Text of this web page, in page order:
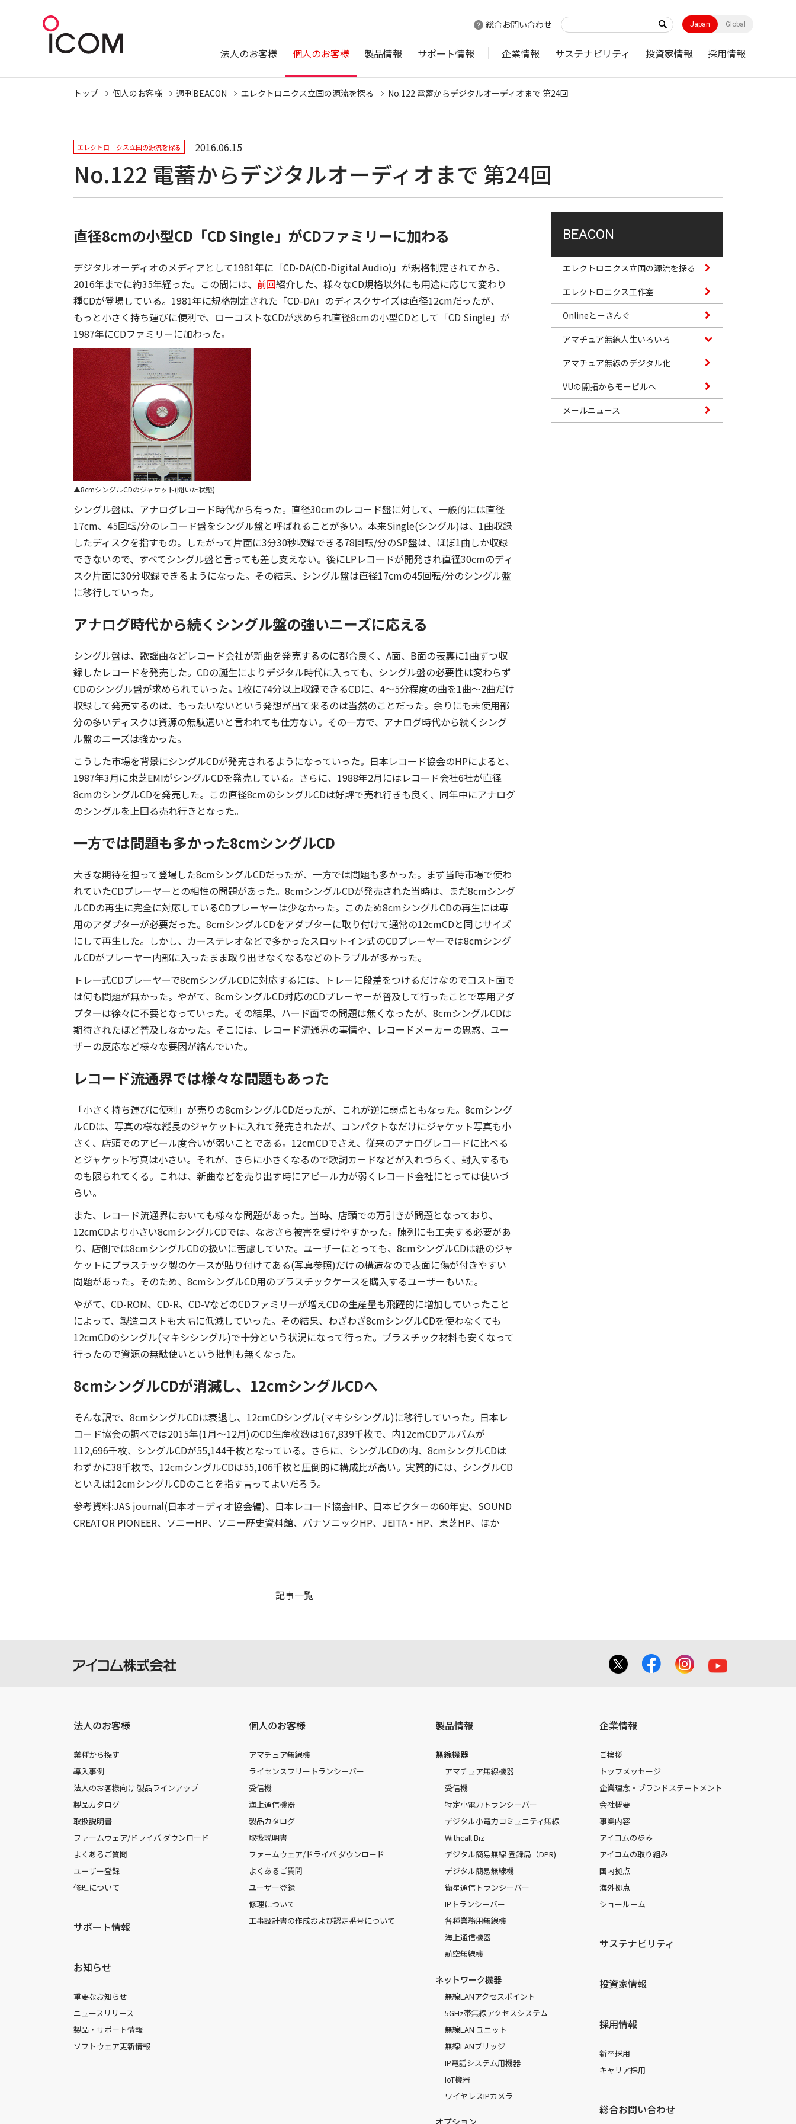
総合お問い合わせ Japan Global
法人のお客様 個人のお客様 製品情報 サポート情報 企業情報 サステナビリティ 投資家情報 採用情報
トップ 個人のお客様 週刊BEACON エレクトロニクス立国の源流を探る No.122 電蓄からデジタルオーディオまで 第24回
エレクトロニクス立国の源流を探る 2016.06.15
No.122 電蓄からデジタルオーディオまで 第24回
直径8cmの小型CD「CD Single」がCDファミリーに加わる
デジタルオーディオのメディアとして1981年に「CD-DA(CD-Digital Audio)」が規格制定されてから、
2016年までに約35年経った。この間には、 前回紹介した、様々なCD規格以外にも用途に応じて変わり
種CDが登場している。1981年に規格制定された「CD-DA」のディスクサイズは直径12cmだったが、
もっと小さく持ち運びに便利で、ローコストなCDが求められ直径8cmの小型CDとして「CD Single」が
1987年にCDファミリーに加わった。
8cmシングルCDのジャケット(開いた状態)
シングル盤は、アナログレコード時代から有った。直径30cmのレコード盤に対して、一般的には直径
17cm、45回転/分のレコード盤をシングル盤と呼ばれることが多い。本来Single(シングル)は、1曲収録
したディスクを指すもの。したがって片面に3分30秒収録できる78回転/分のSP盤は、ほぼ1曲しか収録
できないので、すべてシングル盤と言っても差し支えない。後にLPレコードが開発され直径30cmのディ
スク片面に30分収録できるようになった。その結果、シングル盤は直径17cmの45回転/分のシングル盤
に移行していった。
アナログ時代から続くシングル盤の強いニーズに応える
シングル盤は、歌謡曲などレコード会社が新曲を発売するのに都合良く、A面、B面の表裏に1曲ずつ収
録したレコードを発売した。CDの誕生によりデジタル時代に入っても、シングル盤の必要性は変わらず
CDのシングル盤が求められていった。1枚に74分以上収録できるCDに、4～5分程度の曲を1曲～2曲だけ
収録して発売するのは、もったいないという発想が出て来るのは当然のことだった。余りにも未使用部
分の多いディスクは資源の無駄遣いと言われても仕方ない。その一方で、アナログ時代から続くシング
ル盤のニーズは強かった。
こうした市場を背景にシングルCDが発売されるようになっていった。日本レコード協会のHPによると、
1987年3月に東芝EMIがシングルCDを発売している。さらに、1988年2月にはレコード会社6社が直径
8cmのシングルCDを発売した。この直径8cmのシングルCDは好評で売れ行きも良く、同年中にアナログ
のシングルを上回る売れ行きとなった。
一方では問題も多かった8cmシングルCD
大きな期待を担って登場した8cmシングルCDだったが、一方では問題も多かった。まず当時市場で使わ
れていたCDプレーヤーとの相性の問題があった。8cmシングルCDが発売された当時は、まだ8cmシング
ルCDの再生に完全に対応しているCDプレーヤーは少なかった。このため8cmシングルCDの再生には専
用のアダプターが必要だった。8cmシングルCDをアダプターに取り付けて通常の12cmCDと同じサイズ
にして再生した。しかし、カーステレオなどで多かったスロットイン式のCDプレーヤーでは8cmシング
ルCDがプレーヤー内部に入ったまま取り出せなくなるなどのトラブルが多かった。
トレー式CDプレーヤーで8cmシングルCDに対応するには、トレーに段差をつけるだけなのでコスト面で
は何も問題が無かった。やがて、8cmシングルCD対応のCDプレーヤーが普及して行ったことで専用アダ
プターは徐々に不要となっていった。その結果、ハード面での問題は無くなったが、8cmシングルCDは
期待されたほど普及しなかった。そこには、レコード流通界の事情や、レコードメーカーの思惑、ユー
ザーの反応など様々な要因が絡んでいた。
レコード流通界では様々な問題もあった
「小さく持ち運びに便利」が売りの8cmシングルCDだったが、これが逆に弱点ともなった。8cmシング
ルCDは、写真の様な縦長のジャケットに入れて発売されたが、コンパクトなだけにジャケット写真も小
さく、店頭でのアピール度合いが弱いことである。12cmCDでさえ、従来のアナログレコードに比べる
とジャケット写真は小さい。それが、さらに小さくなるので歌詞カードなどが入れづらく、封入するも
のも限られてくる。これは、新曲などを売り出す時にアピール力が弱くレコード会社にとっては使いづ
らい。
また、レコード流通界においても様々な問題があった。当時、店頭での万引きが問題となっており、
12cmCDより小さい8cmシングルCDでは、なおさら被害を受けやすかった。陳列にも工夫する必要があ
り、店側では8cmシングルCDの扱いに苦慮していた。ユーザーにとっても、8cmシングルCDは紙のジャ
ケットにプラスチック製のケースが貼り付けてある(写真参照)だけの構造なので表面に傷が付きやすい
問題があった。そのため、8cmシングルCD用のプラスチックケースを購入するユーザーもいた。
やがて、CD-ROM、CD-R、CD-VなどのCDファミリーが増えCDの生産量も飛躍的に増加していったこと
によって、製造コストも大幅に低減していった。その結果、わざわざ8cmシングルCDを使わなくても
12cmCDのシングル(マキシシングル)で十分という状況になって行った。プラスチック材料も安くなって
行ったので資源の無駄使いという批判も無くなった。
8cmシングルCDが消滅し、12cmシングルCDへ
そんな訳で、8cmシングルCDは衰退し、12cmCDシングル(マキシシングル)に移行していった。日本レ
コード協会の調べでは2015年(1月～12月)のCD生産枚数は167,839千枚で、内12cmCDアルバムが
112,696千枚、シングルCDが55,144千枚となっている。さらに、シングルCDの内、8cmシングルCDは
わずかに38千枚で、12cmシングルCDは55,106千枚と圧倒的に構成比が高い。実質的には、シングルCD
といえば12cmシングルCDのことを指す言ってよいだろう。
参考資料:JAS journal(日本オーディオ協会編)、日本レコード協会HP、日本ビクターの60年史、SOUND
CREATOR PIONEER、ソニーHP、ソニー歴史資料館、パナソニックHP、JEITA・HP、東芝HP、ほか
記事一覧
BEACON
エレクトロニクス立国の源流を探る
エレクトロニクス工作室
Onlineとーきんぐ
アマチュア無線人生いろいろ
アマチュア無線のデジタル化
VUの開拓からモービルへ
メールニュース
法人のお客様
業種から探す
導入事例
法人のお客様向け 製品ラインアップ
製品カタログ
取扱説明書
ファームウェア/ドライバ ダウンロード
よくあるご質問
ユーザー登録
修理について
サポート情報
お知らせ
重要なお知らせ
ニュースリリース
製品・サポート情報
ソフトウェア更新情報
個人のお客様
アマチュア無線機
ライセンスフリートランシーバー
受信機
海上通信機器
製品カタログ
取扱説明書
ファームウェア/ドライバ ダウンロード
よくあるご質問
ユーザー登録
修理について
工事設計書の作成および認定番号について
製品情報
無線機器
アマチュア無線機器
受信機
特定小電力トランシーバー
デジタル小電力コミュニティ無線
Withcall Biz
デジタル簡易無線 登録局（DPR)
デジタル簡易無線機
衛星通信トランシーバー
IPトランシーバー
各種業務用無線機
海上通信機器
航空無線機
ネットワーク機器
無線LANアクセスポイント
5GHz帯無線アクセスシステム
無線LAN ユニット
無線LANブリッジ
IP電話システム用機器
IoT機器
ワイヤレスIPカメラ
オプション
企業情報
ご挨拶
トップメッセージ
企業理念・ブランドステートメント
会社概要
事業内容
アイコムの歩み
アイコムの取り組み
国内拠点
海外拠点
ショールーム
サステナビリティ
投資家情報
採用情報
新卒採用
キャリア採用
総合お問い合わせ